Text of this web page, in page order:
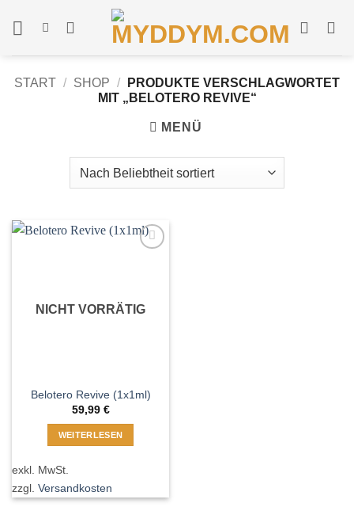
START / SHOP /
PRODUKTE VERSCHLAGWORTET
MIT „BELOTERO REVIVE“
MENÜ
NICHT VORRÄTIG
Belotero Revive (1x1ml)
59,99 €
WEITERLESEN
exkl. MwSt.
zzgl. Versandkosten